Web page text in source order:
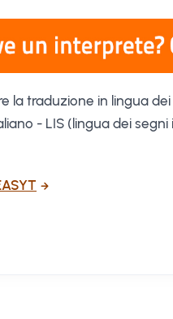
la traduzione in lingua
- LIS (lingua dei segni